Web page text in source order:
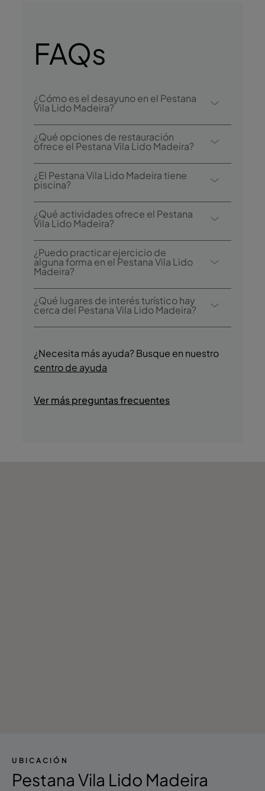
FAQs
¿Cómo es el desayuno en el Pestana
Vila Lido Madeira?
Entre las opciones de desayuno se
encuentra el bufé.
¿Qué opciones de restauración
ofrece el Pestana Vila Lido Madeira?
El Pestana Vila Lido Madeira cuenta con 3
restaurantes: Restaurante Buffet Flor do Mar,
Restaurante Snack en la zona de la piscina.
El hotel también cuenta con 2 bares: el Vila
Lido Bar y el Pool Bar.
¿El Pestana Vila Lido Madeira tiene
piscina?
Sí, el hotel tiene piscina exterior.
¿Qué actividades ofrece el Pestana
Vila Lido Madeira?
El Pestana Vila Lido Madeira ofrece las
siguientes actividades/servicios (algunos
tienen un coste adicional):
- Piscina exterior
- Sauna
- Música en vivo
- Visitas culturales guiadas
- Deportes náuticos
¿Puedo practicar ejercicio de
alguna forma en el Pestana Vila Lido
Madeira?
Sí, los huéspedes tienen acceso al centro
de fitness durante su estancia.
¿Qué lugares de interés turístico hay
cerca del Pestana Vila Lido Madeira?
están la Madeira Mandolin Orchestra, Hole in
One y Galatrixa.
¿Necesita más ayuda? Busque en nuestro
centro de ayuda
Ver más preguntas frecuentes
UBICACIÓN
Pestana Vila Lido Madeira